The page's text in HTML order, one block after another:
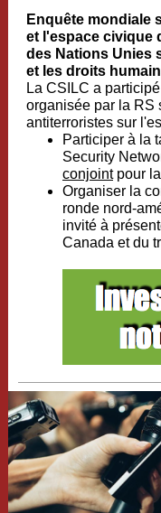
Enquête mondiale
et l'espace civique
des Nations Unies
et les droits
La CSILC a
organisée par la RS
antiterroristes sur
Participer à la
Security
conjointpour
Organiser la
ronde nord-
invité à
Canada et du